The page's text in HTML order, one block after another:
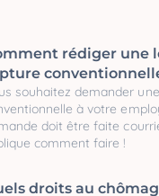
rédiger une
souhaitez demander
à votre
doit être faite
comment faire !
droits au